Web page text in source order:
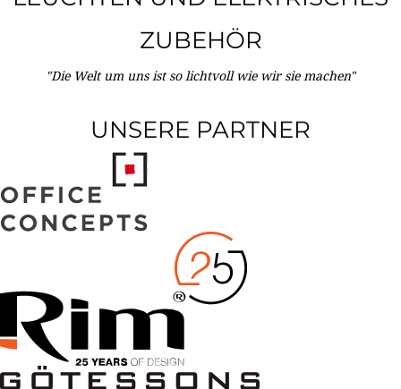
ZUBEHÖR
"Die Welt um uns ist so lichtvoll wie wir sie machen"
UNSERE PARTNER